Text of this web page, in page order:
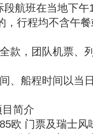
航班在当地下
，行程均不含午
，团队机票、
船程时间以当
简介
门票及瑞士风